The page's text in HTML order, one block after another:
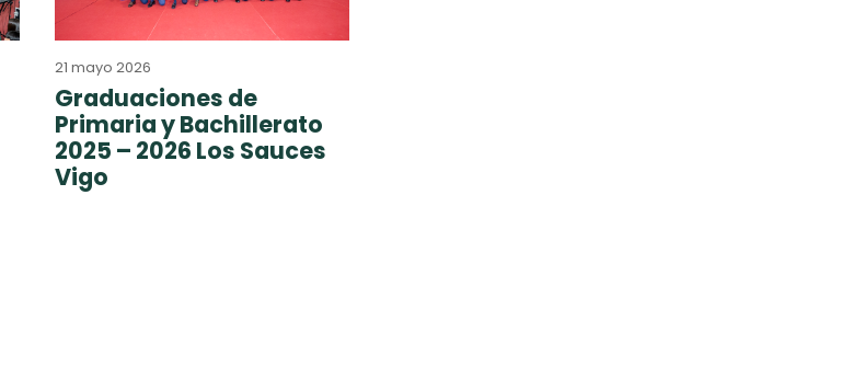
21 mayo 2026
Graduaciones de
Primaria y Bachillerato
2025 – 2026 Los Sauces
Vigo